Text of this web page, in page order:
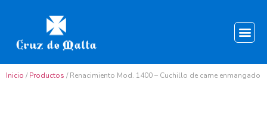
Inicio /Productos / Renacimiento Mod. 1400 – Cuchillo de carne enmangado